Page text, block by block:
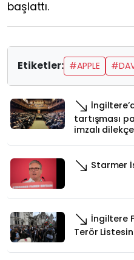
başlattı.
Etiketler: #APPLE
tartışması
imzalı
Starmer
İngiltere
Terör